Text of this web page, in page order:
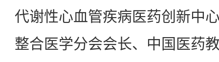
代谢性心血管疾病医药创新中
整合医学分会会长、中国医药